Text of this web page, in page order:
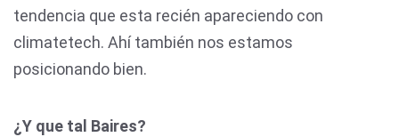
tendencia que esta recién apareciendo con
climatetech. Ahí también nos estamos
posicionando bien.
¿Y que tal Baires?